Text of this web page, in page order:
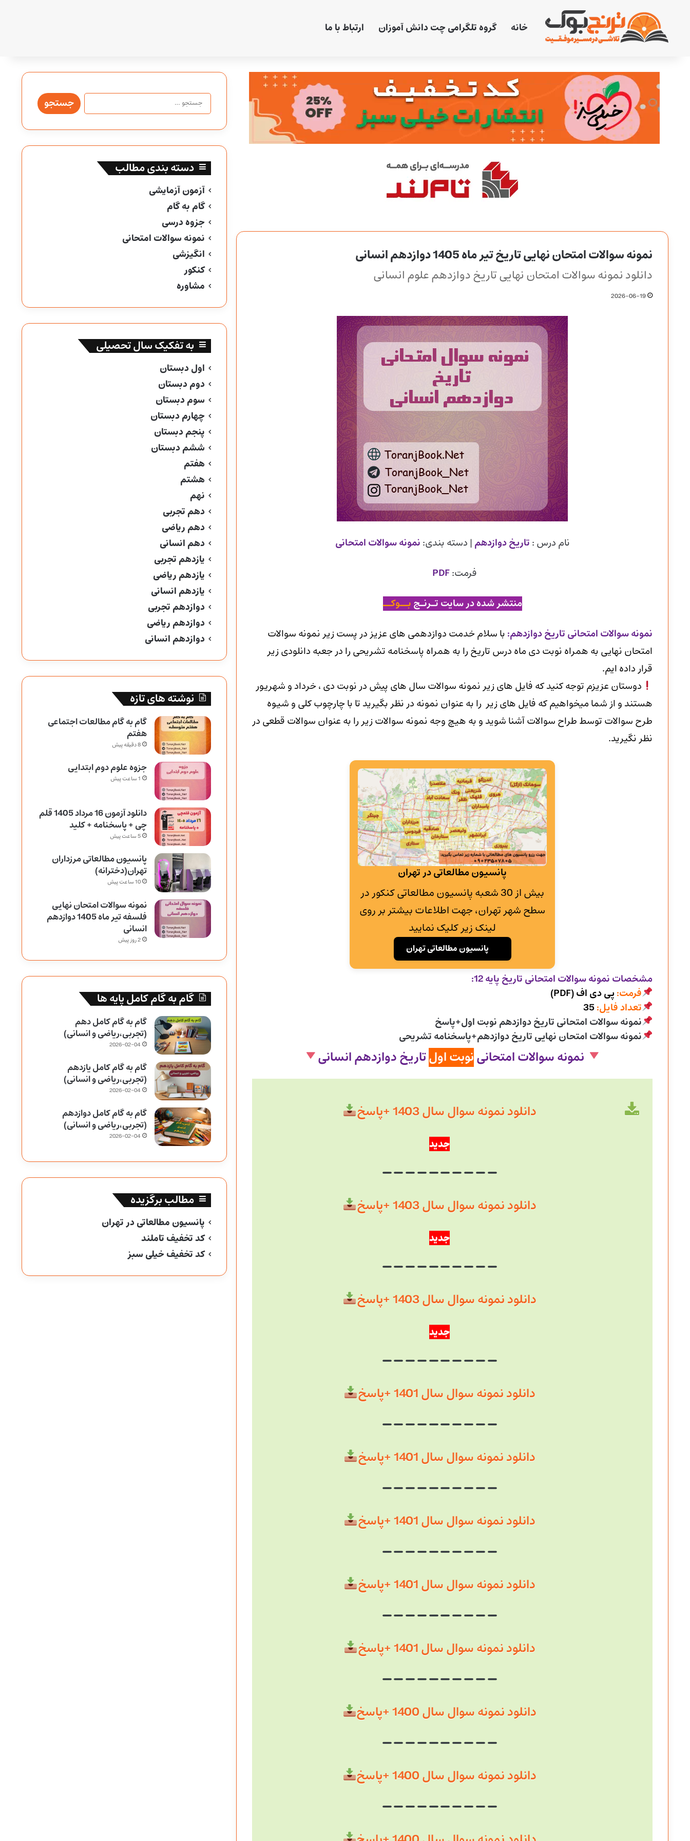
خانه گروه تلگرامی چت دانش آموزان ارتباط با ما
نمونه سوالات امتحان نهایی تاریخ تیر ماه 1405 دوازدهم انسانی
دانلود نمونه سوالات امتحان نهایی تاریخ دوازدهم علوم انسانی
2026-06-19
نام درس : تاریخ دوازدهم | دسته بندی: نمونه سوالات امتحانی
فرمت:PDF
منتشر شده در سایت تـرنـج بــوکــ
نمونه سوالات امتحانی تاریخ دوازدهم: با سلام خدمت دوازدهمی های عزیز در پست زیر نمونه سوالات
امتحان نهایی به همراه نوبت دی ماه درس تاریخ را به همراه پاسخنامه تشریحی را در جعبه دانلودی زیر
قرار داده ایم.
دوستان عزیزم توجه کنید که فایل های زیر نمونه سوالات سال های پیش در نوبت دی ، خرداد و شهریور
هستند و از شما میخواهیم که فایل های زیر را به عنوان نمونه در نظر بگیرید تا با چارچوب کلی و شیوه
طرح سوالات توسط طراح سوالات آشنا شوید و به هیچ وجه نمونه سوالات زیر را به عنوان سوالات قطعی در
نظر نگیرید.
پانسیون مطالعاتی در تهران
بیش از 30 شعبه پانسیون مطالعاتی کنکور در
سطح شهر تهران، جهت اطلاعات بیشتر بر روی
لینک زیر کلیک نمایید
پانسیون مطالعاتی تهران
مشخصات نمونه سوالات امتحانی تاریخ پایه 12:
فرمت: پی دی اف (PDF)
تعداد فایل:35
نمونه سوالات امتحانی تاریخ دوازدهم نوبت اول+پاسخ
نمونه سوالات امتحان نهایی تاریخ دوازدهم+پاسخنامه تشریحی
نمونه سوالات امتحانینوبت اولتاریخ دوازدهم انسانی
دانلود نمونه سوال سال 1403 +پاسخ
جدید
دانلود نمونه سوال سال 1403 +پاسخ
جدید
دانلود نمونه سوال سال 1403 +پاسخ
جدید
دانلود نمونه سوال سال 1401 +پاسخ
دانلود نمونه سوال سال 1401 +پاسخ
دانلود نمونه سوال سال 1401 +پاسخ
دانلود نمونه سوال سال 1401 +پاسخ
دانلود نمونه سوال سال 1401 +پاسخ
دانلود نمونه سوال سال 1400 +پاسخ
دانلود نمونه سوال سال 1400 +پاسخ
جستجو
برای:
دسته بندی مطالب
آزمون آزمایشی
گام به گام
جزوه درسی
نمونه سوالات امتحانی
انگیزشی
کنکور
مشاوره
به تفکیک سال تحصیلی
اول دبستان
دوم دبستان
سوم دبستان
چهارم دبستان
پنجم دبستان
ششم دبستان
هفتم
هشتم
نهم
دهم تجربی
دهم ریاضی
دهم انسانی
یازدهم تجربی
یازدهم ریاضی
یازدهم انسانی
دوازدهم تجربی
دوازدهم ریاضی
دوازدهم انسانی
نوشته های تازه
گام به گام مطالعات اجتماعی
هفتم
8 دقیقه پیش
جزوه علوم دوم ابتدایی
1 ساعت پیش
دانلود آزمون 16 مرداد 1405 قلم
چی + پاسخنامه + کلید
5 ساعت پیش
پانسیون مطالعاتی مرزداران
تهران(دخترانه)
10 ساعت پیش
نمونه سوالات امتحان نهایی
فلسفه تیر ماه 1405 دوازدهم
انسانی
2 روز پیش
گام به گام کامل پایه ها
گام به گام کامل دهم
(تجربی،ریاضی و انسانی)
2026-02-04
گام به گام کامل یازدهم
(تجربی،ریاضی و انسانی)
2026-02-04
گام به گام کامل دوازدهم
(تجربی،ریاضی و انسانی)
2026-02-04
مطالب برگزیده
پانسیون مطالعاتی در تهران
کد تخفیف تاملند
کد تخفیف خیلی سبز